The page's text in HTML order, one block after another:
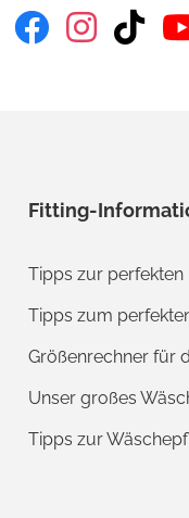
Fitting-
Tipps zur
Tipps zum
Größenrechner für
Unser großes
Tipps zur